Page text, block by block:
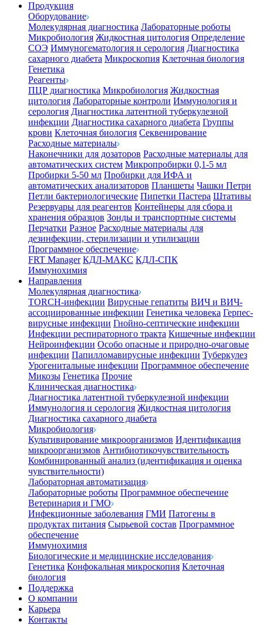
Продукция
Оборудование
Молекулярная диагностика Лабораторные роботы
Микробиология Жидкостная цитология Определение
СОЭ Иммуногематология и серология Диагностика
сахарного диабета Микроскопия Клеточная биология
Генетика
Реагенты
ПЦР диагностика Микробиология Жидкостная
цитология Лабораторные контроли Иммунология и
серология Диагностика латентной туберкулезной
инфекции Диагностика сахарного диабета Группы
крови Клеточная биология Секвенирование
Расходные материалы
Наконечники для дозаторов Расходные материалы для
автоматических систем Микропробирки 0,1-5 мл
Пробирки 5-50 мл Пробирки для ИФА и
автоматических анализаторов Планшеты Чашки Петри
Петли бактериологические Пипетки Пастера Штативы
Резервуары для реагентов Контейнеры для сбора и
хранения образцов Зонды и транспортные системы
Перчатки Разное Расходные материалы для
дезинфекции, стерилизации и утилизации
Программное обеспечение
FRT Manager КДЛ-МАКС КДЛ-СПК
Иммунохимия
Направления
Молекулярная диагностика
TORCH-инфекции Вирусные гепатиты ВИЧ и ВИЧ-
ассоциированные инфекции Генетика человека Герпес-
вирусные инфекции Гнойно-септические инфекции
Инфекции респираторного тракта Кишечные инфекции
Нейроинфекции Особо опасные и природно-очаговые
инфекции Папилломавирусные инфекции Туберкулез
Урогенитальные инфекции Программное обеспечение
Микозы Генетика Прочие
Клиническая диагностика
Диагностика латентной туберкулезной инфекции
Иммунология и серология Жидкостная цитология
Диагностика сахарного диабета
Микробиология
Культивирование микроорганизмов Идентификация
микроорганизмов Антибиотикочувствительность
Комбинированный анализ (идентификация и оценка
чувствительности)
Лабораторная автоматизация
Лабораторные роботы Программное обеспечение
Ветеринария и ГМО
Инфекционные заболевания ГМИ Патогены в
продуктах питания Сырьевой состав Программное
обеспечение
Иммунохимия
Биологические и медицинские исследования
Генетика Конфокальная микроскопия Клеточная
биология
Поддержка
О компании
Карьера
Контакты